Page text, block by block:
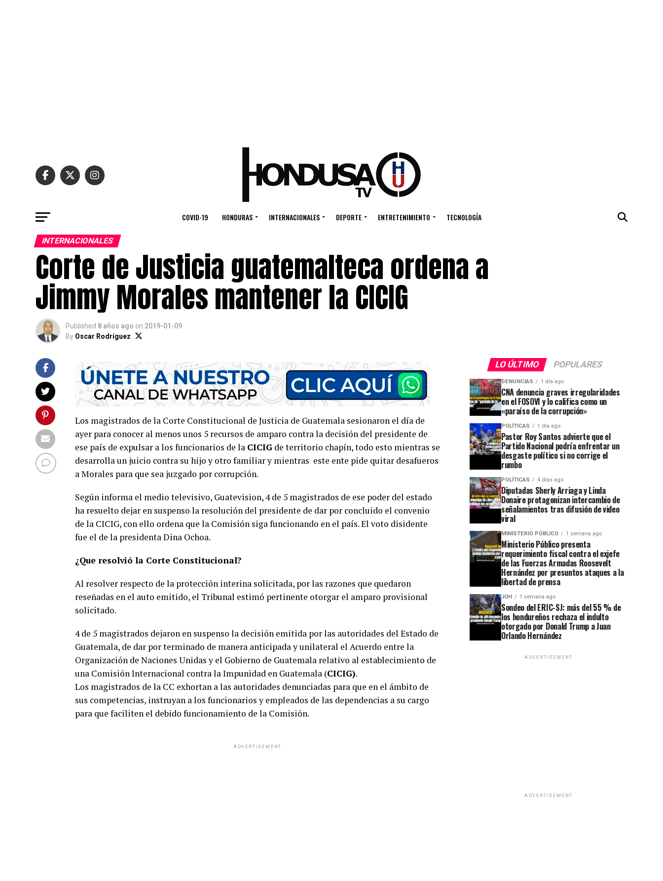
COVID-19 HONDURAS INTERNACIONALES DEPORTE ENTRETENIMIENTO TECNOLOGÍA
INTERNACIONALES
Corte de Justicia guatemalteca ordena a
Jimmy Morales mantener la CICIG
Published 8 años ago on 2019-01-09
By Oscar Rodríguez
Los magistrados de la Corte Constitucional de Justicia de Guatemala sesionaron el día de
ayer para conocer al menos unos 5 recursos de amparo contra la decisión del presidente de
ese país de expulsar a los funcionarios de la CICIG de territorio chapín, todo esto mientras se
desarrolla un juicio contra su hijo y otro familiar y mientras este ente pide quitar desafueros
a Morales para que sea juzgado por corrupción.
Según informa el medio televisivo, Guatevision, 4 de 5 magistrados de ese poder del estado
ha resuelto dejar en suspenso la resolución del presidente de dar por concluido el convenio
de la CICIG, con ello ordena que la Comisión siga funcionando en el país. El voto disidente
fue el de la presidenta Dina Ochoa.
¿Que resolvió la Corte Constitucional?
Al resolver respecto de la protección interina solicitada, por las razones que quedaron
reseñadas en el auto emitido, el Tribunal estimó pertinente otorgar el amparo provisional
solicitado.
4 de 5 magistrados dejaron en suspenso la decisión emitida por las autoridades del Estado de
Guatemala, de dar por terminado de manera anticipada y unilateral el Acuerdo entre la
Organización de Naciones Unidas y el Gobierno de Guatemala relativo al establecimiento de
una Comisión Internacional contra la Impunidad en Guatemala (CICIG).
Los magistrados de la CC exhortan a las autoridades denunciadas para que en el ámbito de
sus competencias, instruyan a los funcionarios y empleados de las dependencias a su cargo
para que faciliten el debido funcionamiento de la Comisión.
ADVERTISEMENT
LO ÚLTIMO POPULARES
DENUNCIAS 1 día ago
CNA denuncia graves irregularidades
en el FOSOVI y lo califica como un
«paraíso de la corrupción»
POLÍTICAS 1 día ago
Pastor Roy Santos advierte que el
Partido Nacional podría enfrentar un
desgaste político si no corrige el
rumbo
POLÍTICAS 4 días ago
Diputadas Sherly Arriaga y Linda
Donaire protagonizan intercambio de
señalamientos tras difusión de video
viral
MINISTERIO PÚBLICO 1 semana ago
Ministerio Público presenta
requerimiento fiscal contra el exjefe
de las Fuerzas Armadas Roosevelt
Hernández por presuntos ataques a la
libertad de prensa
JOH 1 semana ago
Sondeo del ERIC-SJ: más del 55 % de
los hondureños rechaza el indulto
otorgado por Donald Trump a Juan
Orlando Hernández
ADVERTISEMENT
ADVERTISEMENT